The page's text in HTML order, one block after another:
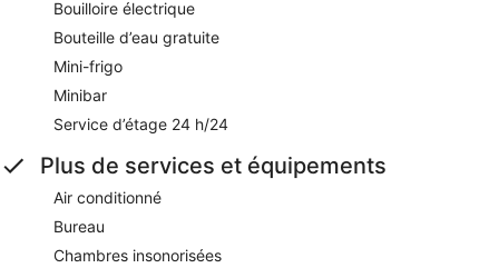
Bouilloire électrique
Bouteille d’eau gratuite
Mini-frigo
Minibar
Service d’étage 24 h/24
Plus de services et équipements
Air conditionné
Bureau
Chambres insonorisées